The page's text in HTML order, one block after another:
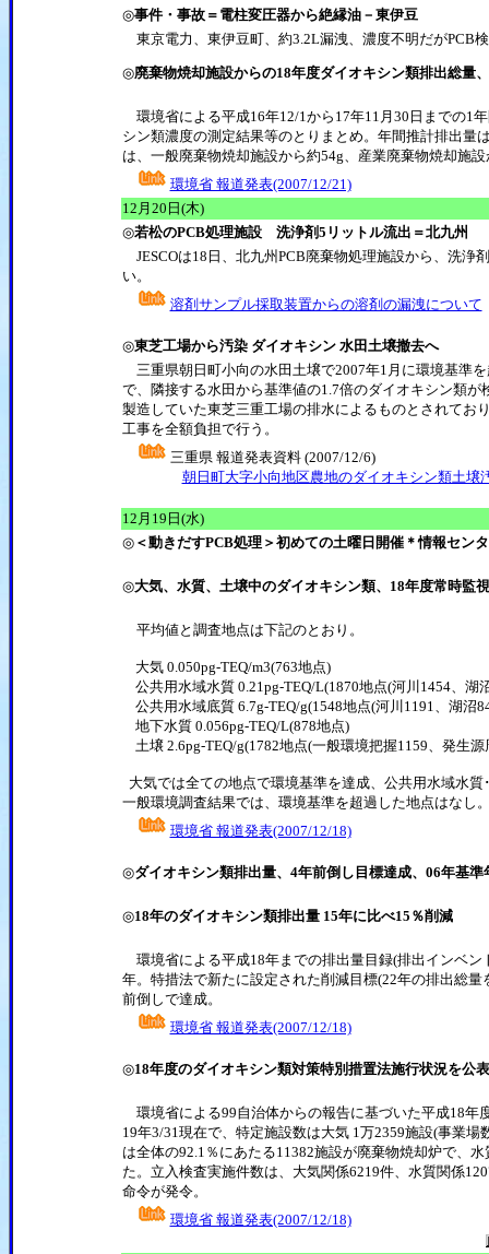
◎事件・事故＝電柱変圧器から絶縁油－東伊豆
東京電力、東伊豆町、約3.2L漏洩、濃度不明だが
◎廃棄物焼却施設からの18年度ダイオキシン類排出総量
環境省による平成16年12/1から17年11月30日までの1
シン類濃度の測定結果等のとりまとめ。年間推計排出量
は、一般廃棄物焼却施設から約54g、産業廃棄物焼却施
環境省 報道発表(2007/12/21)
12月20日(木)
◎若松のPCB処理施設 洗浄剤5リットル流出＝北九州
JESCOは18日、北九州PCB廃棄物処理施設から、洗浄
い。
溶剤サンプル採取装置からの溶剤の漏洩について
◎東芝工場から汚染 ダイオキシン 水田土壌撤去へ
三重県朝日町小向の水田土壌で2007年1月に環境基準
で、隣接する水田から基準値の1.7倍のダイオキシン類
製造していた東芝三重工場の排水によるものとされてお
工事を全額負担で行う。
三重県 報道発表資料 (2007/12/6)
朝日町大字小向地区農地のダイオキシン類土壌
12月19日(水)
◎＜動きだすPCB処理＞初めての土曜日開催＊情報セン
◎大気、水質、土壌中のダイオキシン類、18年度常時監
平均値と調査地点は下記のとおり。
大気 0.050pg-TEQ/m3(763地点)
公共用水域水質 0.21pg-TEQ/L(1870地点(河川1454、湖
公共用水域底質 6.7g-TEQ/g(1548地点(河川1191、湖沼
地下水質 0.056pg-TEQ/L(878地点)
土壌 2.6pg-TEQ/g(1782地点(一般環境把握1159、発生源
大気では全ての地点で環境基準を達成、公共用水域水
一般環境調査結果では、環境基準を超過した地点はなし
環境省 報道発表(2007/12/18)
◎ダイオキシン類排出量、4年前倒し目標達成、06年基準
◎18年のダイオキシン類排出量 15年に比べ15％削減
環境省による平成18年までの排出量目録(排出インベン
年。特措法で新たに設定された削減目標(22年の排出総
前倒しで達成。
環境省 報道発表(2007/12/18)
◎18年度のダイオキシン類対策特別措置法施行状況を公表
環境省による99自治体からの報告に基づいた平成18年
19年3/31現在で、特定施設数は大気 1万2359施設(事業
は全体の92.1％にあたる11382施設が廃棄物焼却炉で、
た。立入検査実施件数は、大気関係6219件、水質関係
命令が発令。
環境省 報道発表(2007/12/18)